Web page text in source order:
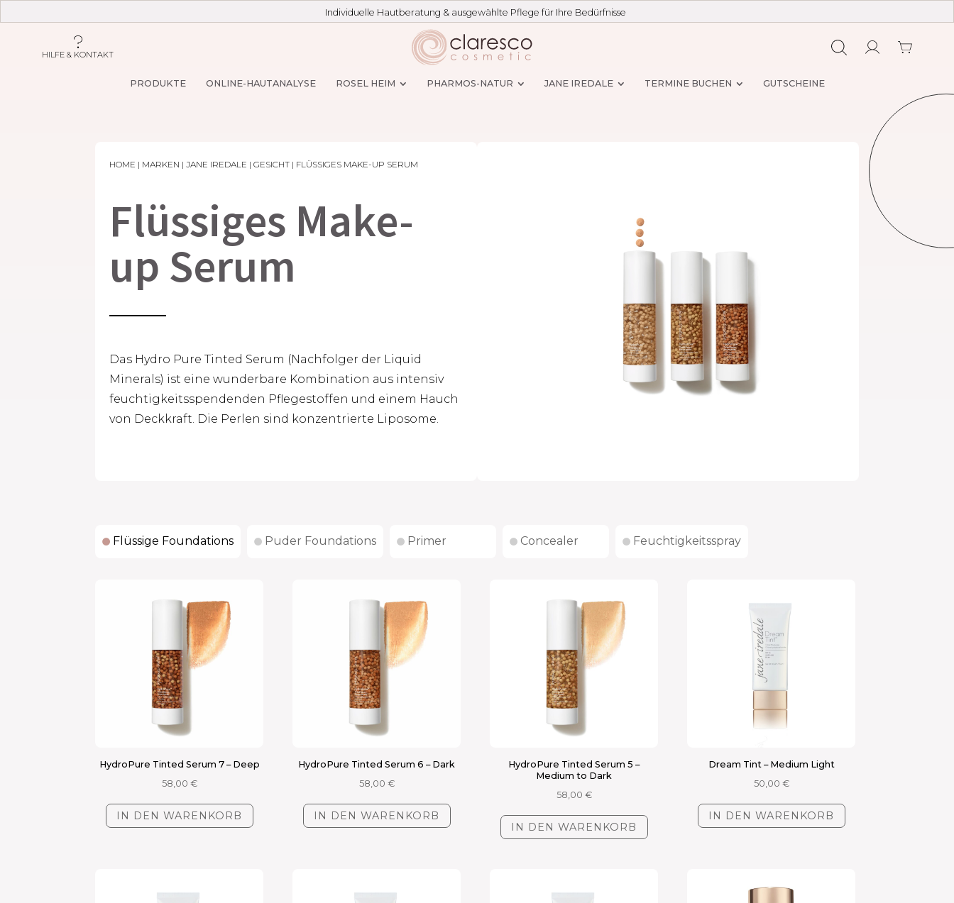
Individuelle Hautberatung & ausgewählte Pflege für Ihre Bedürfnisse
HILFE & KONTAKT
PRODUKTE ONLINE-HAUTANALYSE ROSEL HEIM PHARMOS-NATUR JANE IREDALE TERMINE BUCHEN GUTSCHEINE
HOME | MARKEN |JANE IREDALE |GESICHT | FLÜSSIGES MAKE-UP SERUM
Flüssiges Make-
up Serum
Das Hydro Pure Tinted Serum (Nachfolger der Liquid
Minerals) ist eine wunderbare Kombination aus intensiv
feuchtigkeitsspendenden Pflegestoffen und einem Hauch
von Deckkraft. Die Perlen sind konzentrierte Liposome.
 Flüssige Foundations  Puder Foundations  Primer  Concealer  Feuchtigkeitsspray
HydroPure Tinted Serum 7 – Deep
58,00 €
IN DEN WARENKORB
HydroPure Tinted Serum 6 – Dark
58,00 €
IN DEN WARENKORB
HydroPure Tinted Serum 5 –
Medium to Dark
58,00 €
IN DEN WARENKORB
Dream Tint – Medium Light
50,00 €
IN DEN WARENKORB